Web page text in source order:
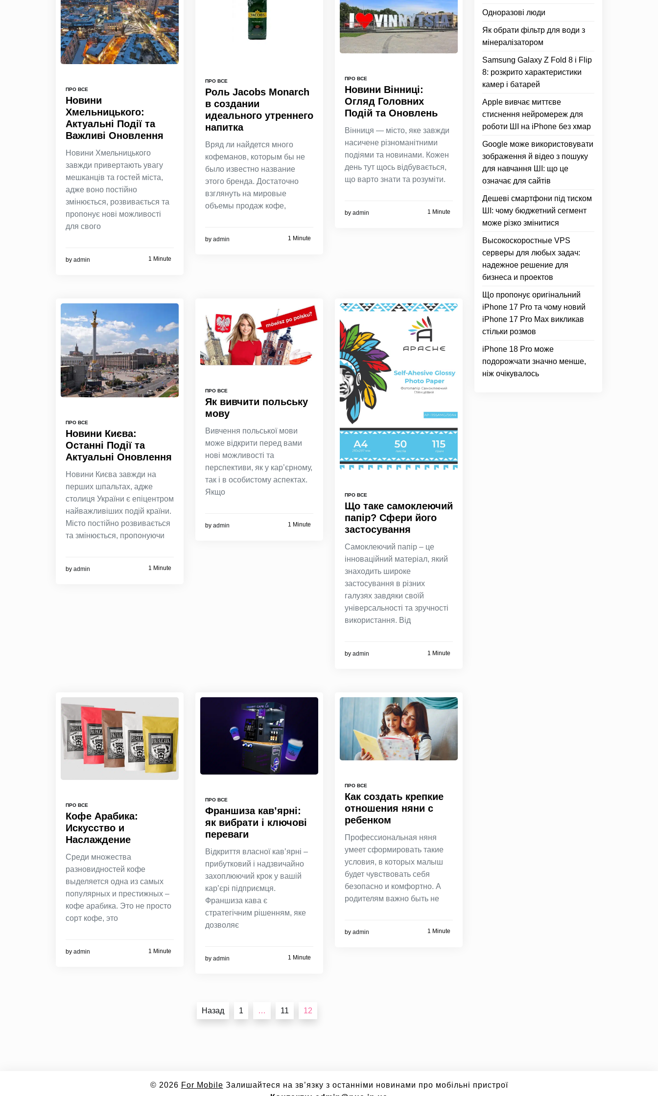
ПРО ВСЕ
Новини
Хмельницького:
Актуальні Події та
Важливі Оновлення
Новини Хмельницького
завжди привертають увагу
мешканців та гостей міста,
адже воно постійно
змінюється, розвивається та
пропонує нові можливості
для свого
by admin 1 Minute
ПРО ВСЕ
Роль Jacobs Monarch
в создании
идеального утреннего
напитка
Вряд ли найдется много
кофеманов, которым бы не
было известно название
этого бренда. Достаточно
взглянуть на мировые
объемы продаж кофе,
by admin 1 Minute
ПРО ВСЕ
Новини Вінниці:
Огляд Головних
Подій та Оновлень
Вінниця — місто, яке завжди
насичене різноманітними
подіями та новинами. Кожен
день тут щось відбувається,
що варто знати та розуміти.
by admin 1 Minute
ПРО ВСЕ
Новини Києва:
Останні Події та
Актуальні Оновлення
Новини Києва завжди на
перших шпальтах, адже
столиця України є епіцентром
найважливіших подій країни.
Місто постійно розвивається
та змінюється, пропонуючи
by admin 1 Minute
ПРО ВСЕ
Як вивчити польську
мову
Вивчення польської мови
може відкрити перед вами
нові можливості та
перспективи, як у кар’єрному,
так і в особистому аспектах.
Якщо
by admin 1 Minute
ПРО ВСЕ
Що таке самоклеючий
папір? Сфери його
застосування
Самоклеючий папір – це
інноваційний матеріал, який
знаходить широке
застосування в різних
галузях завдяки своїй
універсальності та зручності
використання. Від
by admin 1 Minute
ПРО ВСЕ
Кофе Арабика:
Искусство и
Наслаждение
Среди множества
разновидностей кофе
выделяется одна из самых
популярных и престижных –
кофе арабика. Это не просто
сорт кофе, это
by admin 1 Minute
ПРО ВСЕ
Франшиза кав’ярні:
як вибрати і ключові
переваги
Відкриття власної кав’ярні –
прибутковий і надзвичайно
захоплюючий крок у вашій
кар’єрі підприємця.
Франшиза кава є
стратегічним рішенням, яке
дозволяє
by admin 1 Minute
ПРО ВСЕ
Как создать крепкие
отношения няни с
ребенком
Профессиональная няня
умеет сформировать такие
условия, в которых малыш
будет чувствовать себя
безопасно и комфортно. А
родителям важно быть не
by admin 1 Minute
Назад 1 … 11 12
Одноразові люди
Як обрати фільтр для води з
мінералізатором
Samsung Galaxy Z Fold 8 і Flip
8: розкрито характеристики
камер і батарей
Apple вивчає миттєве
стиснення нейромереж для
роботи ШІ на iPhone без хмар
Google може використовувати
зображення й відео з пошуку
для навчання ШІ: що це
означає для сайтів
Дешеві смартфони під тиском
ШІ: чому бюджетний сегмент
може різко змінитися
Высокоскоростные VPS
серверы для любых задач:
надежное решение для
бизнеса и проектов
Що пропонує оригінальний
iPhone 17 Pro та чому новий
iPhone 17 Pro Max викликав
стільки розмов
iPhone 18 Pro може
подорожчати значно менше,
ніж очікувалось
© 2026 For Mobile Залишайтеся на зв’язку з останніми новинами про мобільні пристрої